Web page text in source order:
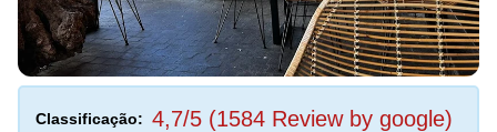
Classificação: 4,7/5 (1584 Review by google)